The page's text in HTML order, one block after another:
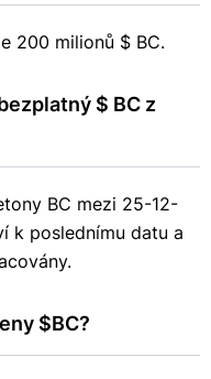
200 milionů $ BC.
BC mezi 25-12-
k poslednímu datu a
$BC?